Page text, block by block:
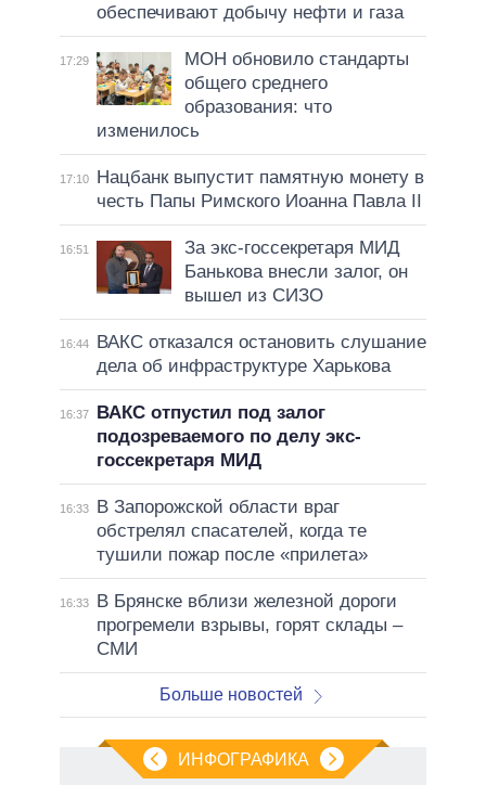
обеспечивают добычу нефти и газа
17:29
МОН обновило стандарты
общего среднего
образования: что
изменилось
17:10
Нацбанк выпустит памятную монету в
честь Папы Римского Иоанна Павла II
16:51
За экс-госсекретаря МИД
Банькова внесли залог, он
вышел из СИЗО
16:44
ВАКС отказался остановить слушание
дела об инфраструктуре Харькова
16:37
ВАКС отпустил под залог
подозреваемого по делу экс-
госсекретаря МИД
16:33
В Запорожской области враг
обстрелял спасателей, когда те
тушили пожар после «прилета»
16:33
В Брянске вблизи железной дороги
прогремели взрывы, горят склады –
СМИ
Больше новостей
ИНФОГРАФИКА